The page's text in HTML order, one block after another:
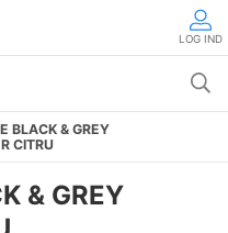
LOG IND
BLACK & GREY
CITRU
& GREY